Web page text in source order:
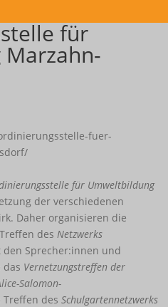
für
fuer-
für Umweltbildung
der verschiedenen
Daher organisieren die
des Netzwerks
Sprecher:innen und
das Vernetzungstreffen der
Salomon-
Treffen des Schulgartennetzwerks